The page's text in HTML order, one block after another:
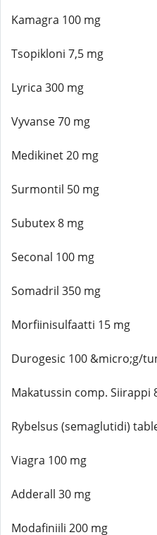
Kamagra 100 mg
Tsopikloni 7,5 mg
Lyrica 300 mg
Vyvanse 70 mg
Medikinet 20 mg
Surmontil 50 mg
Subutex 8 mg
Seconal 100 mg
Somadril 350 mg
Morfiinisulfaatti 15 mg
Durogesic 100 &micro;g/
Makatussin comp. Siirappi
Rybelsus (semaglutidi)
Viagra 100 mg
Adderall 30 mg
Modafiniili 200 mg